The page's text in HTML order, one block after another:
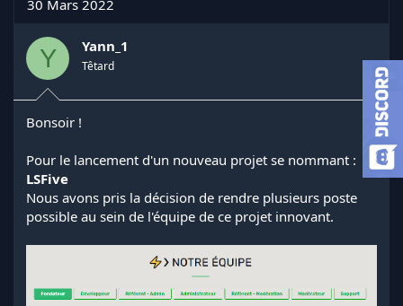
t
a
e
u
d
l
a
d
i
s
s
i
e
e
d
é
30 Mars 2022
Y Yann_1
Têtard
Bonsoir !
Pour le lancement d'un nouveau projet se nommant :
LSFive
Nous avons pris la décision de rendre plusieurs poste
possible au sein de l'équipe de ce projet innovant.